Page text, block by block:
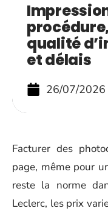
qualité
et délais
26/07/2026
Facturer des
page, même pour
reste la norme
Leclerc, les prix